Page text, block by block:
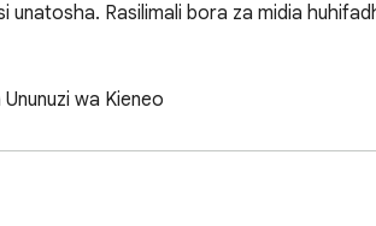
unatosha. Rasilimali bora za midia
wa Kieneo
mienendo ya hivi punde ya matumizi
mienendo ya haraka ya mtindo kwenye
ya urembo ya soko la Ulaya